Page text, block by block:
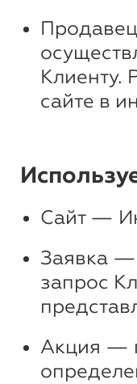
Клиенту.
сайте в
Сайт —
Заявка
запрос
Акция —